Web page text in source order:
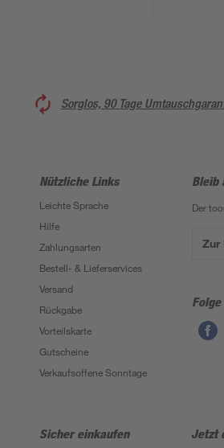
Sorglos, 90 Tage
Nützliche Links
Leichte Sprache
Hilfe
Zahlungsarten
Bestell- & Lieferservices
Versand
Rückgabe
Vorteilskarte
Gutscheine
Verkaufsoffene Sonntage
Bleib
Der
Zur
Folge
Sicher einkaufen Jetzt